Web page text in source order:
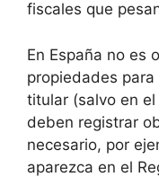
fiscales que
En España no es
propiedades
titular (salvo en
deben registrar
necesario, por
aparezca en el